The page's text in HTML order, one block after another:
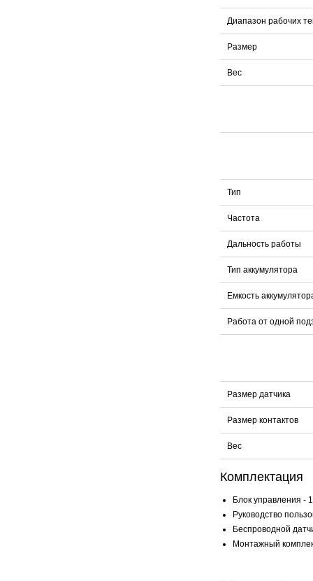
Диапазон рабочих
Размер
Вес
Тип
Частота
Дальность работы
Тип аккумулятора
Емкость
Работа от одной
Размер датчика
Размер контактов
Вес
Комплектация
Блок управления -
Руководство
Беспроводной
Монтажный